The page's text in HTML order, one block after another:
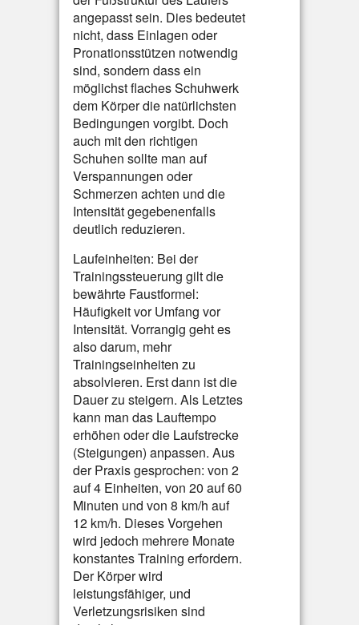
angepasst sein. Dies bedeutet
nicht, dass Einlagen oder
Pronationsstützen notwendig
sind, sondern dass ein
möglichst flaches Schuhwerk
dem Körper die natürlichsten
Bedingungen vorgibt. Doch
auch mit den richtigen
Schuhen sollte man auf
Verspannungen oder
Schmerzen achten und die
Intensität gegebenenfalls
deutlich reduzieren.
Laufeinheiten: Bei der
Trainingssteuerung gilt die
bewährte Faustformel:
Häufigkeit vor Umfang vor
Intensität. Vorrangig geht es
also darum, mehr
Trainingseinheiten zu
absolvieren. Erst dann ist die
Dauer zu steigern. Als Letztes
kann man das Lauftempo
erhöhen oder die Laufstrecke
(Steigungen) anpassen. Aus
der Praxis gesprochen: von 2
auf 4 Einheiten, von 20 auf 60
Minuten und von 8 km/h auf
12 km/h. Dieses Vorgehen
wird jedoch mehrere Monate
konstantes Training erfordern.
Der Körper wird
leistungsfähiger, und
Verletzungsrisiken sind